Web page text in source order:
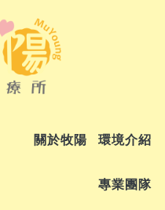
關於牧陽 環境介紹
專業團隊